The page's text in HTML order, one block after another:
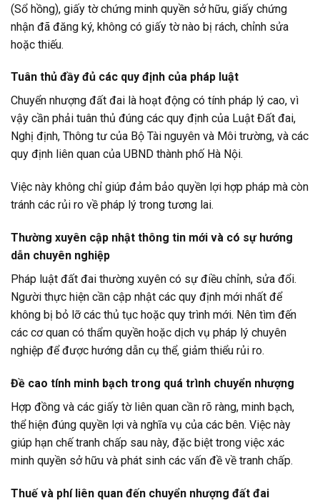
(Sổ hồng), giấy tờ chứng minh quyền sở hữu, giấy chứng
nhận đã đăng ký, không có giấy tờ nào bị rách, chỉnh sửa
hoặc thiếu.
Tuân thủ đầy đủ các quy định của pháp luật
Chuyển nhượng đất đai là hoạt động có tính pháp lý cao, vì
vậy cần phải tuân thủ đúng các quy định của Luật Đất đai,
Nghị định, Thông tư của Bộ Tài nguyên và Môi trường, và các
quy định liên quan của UBND thành phố Hà Nội.
Việc này không chỉ giúp đảm bảo quyền lợi hợp pháp mà còn
tránh các rủi ro về pháp lý trong tương lai.
Thường xuyên cập nhật thông tin mới và có sự hướng
dẫn chuyên nghiệp
Pháp luật đất đai thường xuyên có sự điều chỉnh, sửa đổi.
Người thực hiện cần cập nhật các quy định mới nhất để
không bị bỏ lỡ các thủ tục hoặc quy trình mới. Nên tìm đến
các cơ quan có thẩm quyền hoặc dịch vụ pháp lý chuyên
nghiệp để được hướng dẫn cụ thể, giảm thiểu rủi ro.
Đề cao tính minh bạch trong quá trình chuyển nhượng
Hợp đồng và các giấy tờ liên quan cần rõ ràng, minh bạch,
thể hiện đúng quyền lợi và nghĩa vụ của các bên. Việc này
giúp hạn chế tranh chấp sau này, đặc biệt trong việc xác
minh quyền sở hữu và phát sinh các vấn đề về tranh chấp.
Thuế và phí liên quan đến chuyển nhượng đất đai